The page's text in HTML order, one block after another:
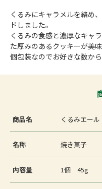
くるみにキャラメルを絡め
ドしました。
くるみの食感と濃厚なキャ
た厚みのあるクッキーが美
個包装なのでお好きな数か
商品名 くるみエール
名称 焼き菓子
内容量 1個 45g